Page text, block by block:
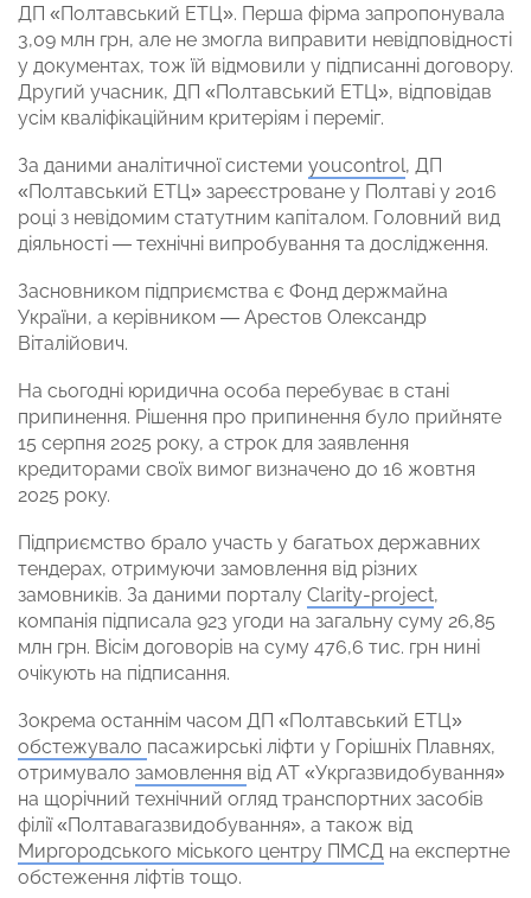
ДП «Полтавський ЕТЦ». Перша фірма запропонувала
3,09 млн грн, але не змогла виправити невідповідності
у документах, тож їй відмовили у підписанні договору.
Другий учасник, ДП «Полтавський ЕТЦ», відповідав
усім кваліфікаційним критеріям і переміг.
За даними аналітичної системи youcontrol, ДП
«Полтавський ЕТЦ» зареєстроване у Полтаві у 2016
році з невідомим статутним капіталом. Головний вид
діяльності — технічні випробування та дослідження.
Засновником підприємства є Фонд держмайна
України, а керівником — Арестов Олександр
Віталійович.
На сьогодні юридична особа перебуває в стані
припинення. Рішення про припинення було прийняте
15 серпня 2025 року, а строк для заявлення
кредиторами своїх вимог визначено до 16 жовтня
2025 року.
Підприємство брало участь у багатьох державних
тендерах, отримуючи замовлення від різних
замовників. За даними порталу Сlarity-project,
компанія підписала 923 угоди на загальну суму 26,85
млн грн. Вісім договорів на суму 476,6 тис. грн нині
очікують на підписання.
Зокрема останнім часом ДП «Полтавський ЕТЦ»
обстежувало пасажирські ліфти у Горішніх Плавнях,
отримувало замовлення від АТ «Укргазвидобування»
на щорічний технічний огляд транспортних засобів
філії «Полтавагазвидобування», а також від
Миргородського міського центру ПМСД на експертне
обстеження ліфтів тощо.